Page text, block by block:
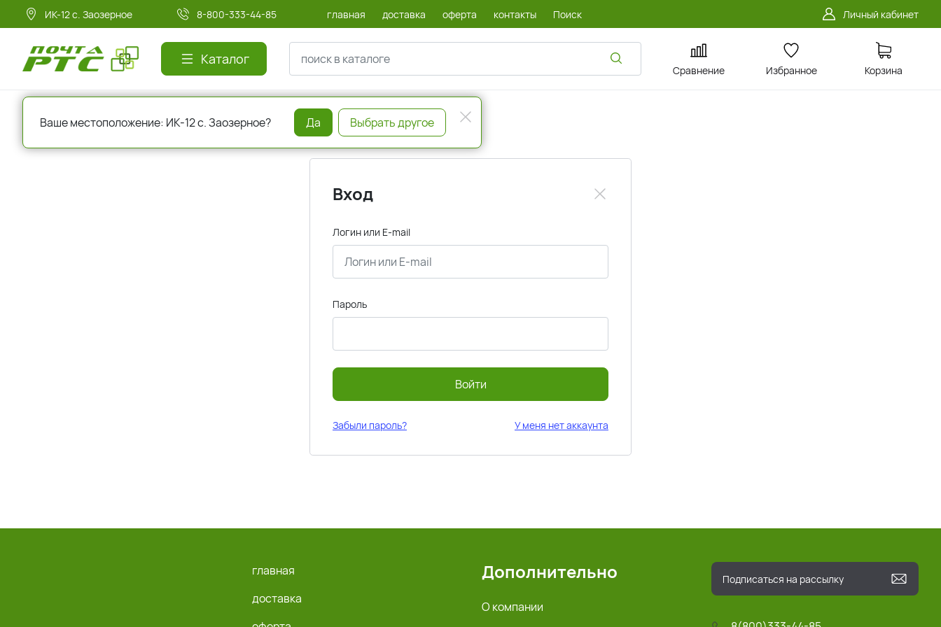
ИК-12 с. Заозерное 8-800-333-44-85 главная доставка оферта контакты Поиск Личный кабинет
Каталог
Сравнение Избранное Корзина
Вход
Логин или E-mail
Пароль
Войти
Забыли пароль? У меня нет аккаунта
главная
доставка
Дополнительно
О компании
Ваше местоположение: ИК-12 с. Заозерное? Да Выбрать другое